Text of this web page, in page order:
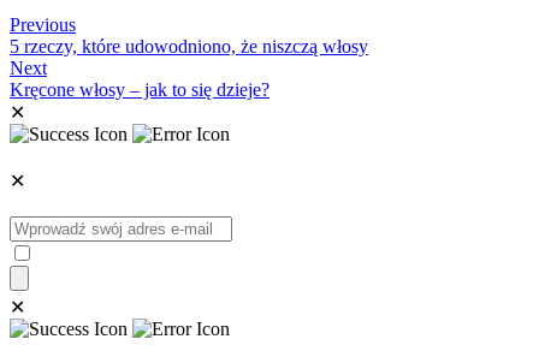
Previous
5 rzeczy, które udowodniono, że niszczą włosy
Next
Kręcone włosy – jak to się dzieje?
✕
✕
✕